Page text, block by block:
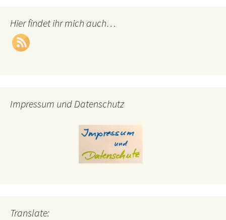
Hier findet ihr mich auch…
Impressum und Datenschutz
Translate: